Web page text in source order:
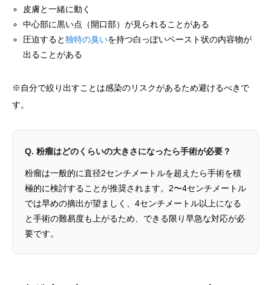
皮膚と一緒に動く
中心部に黒い点（開口部）が見られることがある
圧迫すると独特の臭いを持つ白っぽいペースト状の内容物が
出ることがある
※自分で絞り出すことは感染のリスクがあるため避けるべきで
す。
Q. 粉瘤はどのくらいの大きさになったら手術が必要？
粉瘤は一般的に直径2センチメートルを超えたら手術を積
極的に検討することが推奨されます。2〜4センチメートル
では早めの摘出が望ましく、4センチメートル以上になる
と手術の難易度も上がるため、できる限り早急な対応が必
要です。